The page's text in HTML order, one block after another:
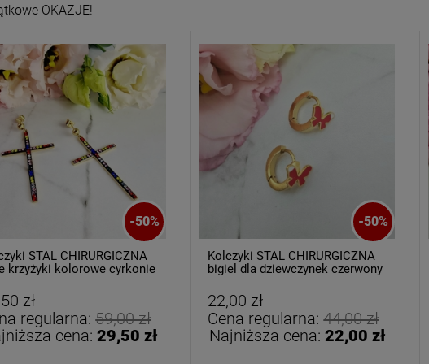
srebrna STAL
kryształki
Bransoletka srebrna STAL
69,00 zł
OKAZJE!
-50%
STAL CHIRURGICZNA
krzyżyki kolorowe cyrkonie
zł
regularna:59,00 zł
cena: 29,50 zł
-50%
Kolczyki STAL CHIRURGICZNA
bigiel dla dziewczynek czerwony
22,00 zł
Cena regularna:44,00 zł
Najniższa cena: 22,00 zł